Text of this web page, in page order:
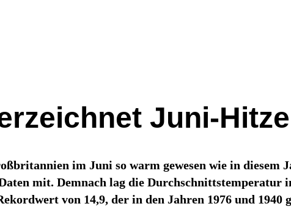
Juni-
im Juni so warm gewesen wie in diesem
mit. Demnach lag die Durchschnittstemperatur
von 14,9, der in den Jahren 1976 und 1940